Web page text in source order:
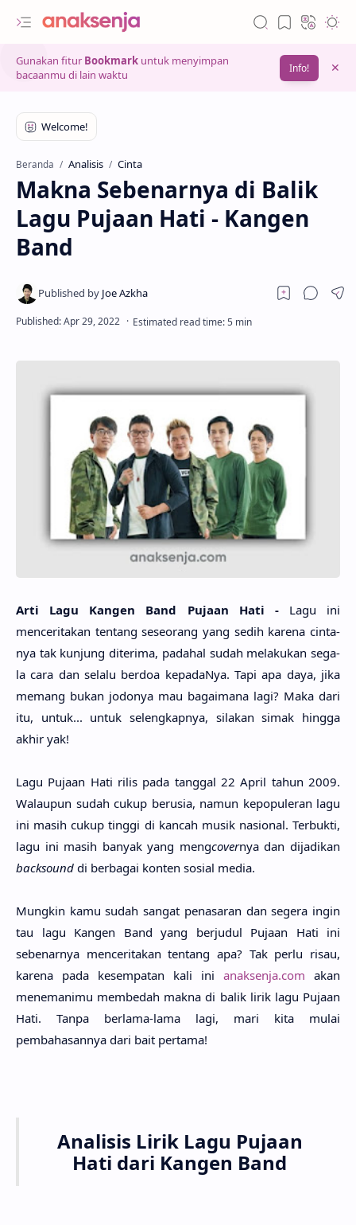
Gunakan fitur Bookmark untuk menyimpan
bacaanmu di lain waktu
Info!
Beranda Analisis Cinta
Makna Sebenarnya di Balik
Lagu Pujaan Hati - Kangen
Band
Arti Lagu Kangen Band Puja­an Hati -Lagu ini
mencerita­kan ten­tang seseo­rang yang sedih kare­na cinta­
nya tak kun­jung diteri­ma, pada­hal sudah melaku­kan sega­
la cara dan sela­lu ber­doa kepada­Nya. Tapi apa daya, jika
memang bukan jodo­nya mau bagaima­na lagi? Maka dari
itu, untuk... untuk selengkap­nya, sila­kan simak hing­ga
akhir yak!
Lagu Puja­an Hati rilis pada tang­gal 22 April tahun 2009.
Walau­pun sudah cukup beru­sia, namun kepopule­ran lagu
ini masih cukup ting­gi di kan­cah musik nasio­nal. Terbuk­ti,
lagu ini masih banyak yang mengcovernya dan dijadi­kan
backso­und di berba­gai kon­ten sosi­al media.
Mung­kin kamu sudah sangat penasa­ran dan sege­ra ingin
tau lagu Kangen Band yang berju­dul Puja­an Hati ini
sebenar­nya mencerita­kan ten­tang apa? Tak perlu risau,
kare­na pada kesempa­tan kali ini anaksenja.com akan
menemani­mu membe­dah makna di balik lirik lagu Puja­an
Hati. Tanpa berla­ma-lama lagi, mari kita mulai
pembahasan­nya dari bait perta­ma!
Analisis Lirik Lagu Pujaan
Hati dari Kangen Band